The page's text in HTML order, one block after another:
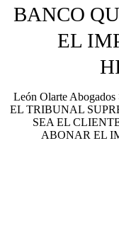
BANCO
EL
León Olarte Abogados
EL TRIBUNAL
SEA EL
ABONAR EL